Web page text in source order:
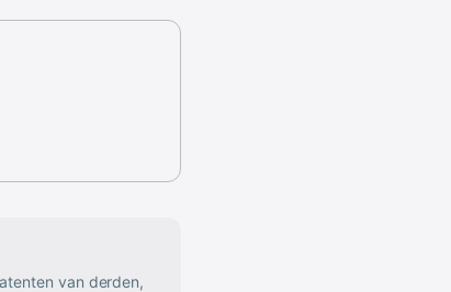
van derden,